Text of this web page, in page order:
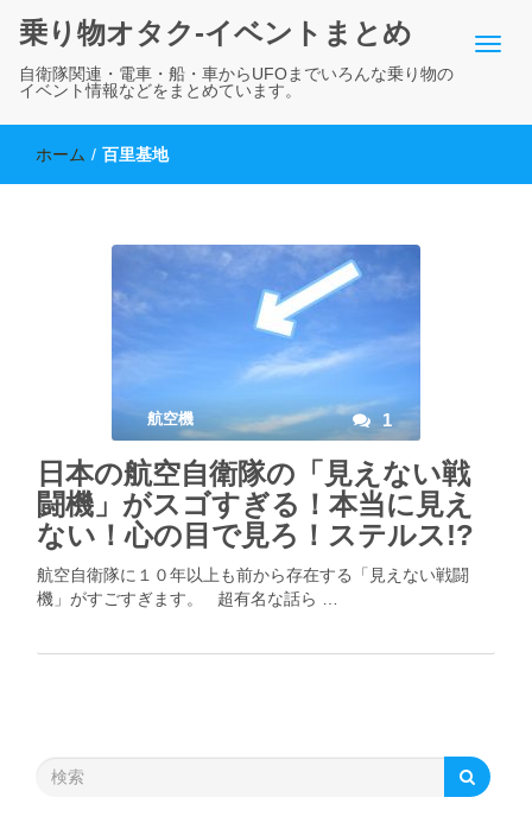
乗り物オタク-イベントまとめ
自衛隊関連・電車・船・車からUFOまでいろんな乗り物の
イベント情報などをまとめています。
ホーム / 百里基地
航空機 1
日本の航空自衛隊の「見えない戦
闘機」がスゴすぎる！本当に見え
ない！心の目で見ろ！ステルス!?
航空自衛隊に１０年以上も前から存在する「見えない戦闘
機」がすごすぎます。 超有名な話ら …